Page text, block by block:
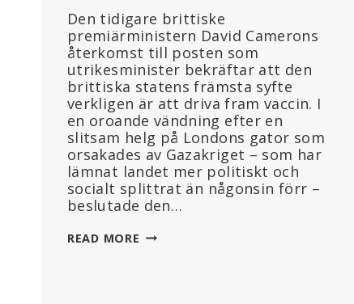
Den tidigare brittiske
premiärministern David Camerons
återkomst till posten som
utrikesminister bekräftar att den
brittiska statens främsta syfte
verkligen är att driva fram vaccin. I
en oroande vändning efter en
slitsam helg på Londons gator som
orsakades av Gazakriget – som har
lämnat landet mer politiskt och
socialt splittrat än någonsin förr –
beslutade den…
READ MORE UNDERLÄTTAR